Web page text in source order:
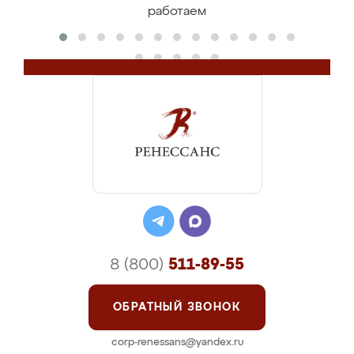
работаем
8 (800) 511-89-55
ОБРАТНЫЙ ЗВОНОК
corp-renessans@yandex.ru